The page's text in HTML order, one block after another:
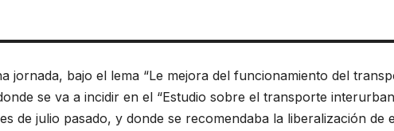
jornada, bajo el lema “Le mejora del funcionamiento del
se va a incidir en el “Estudio sobre el transporte
de julio pasado, y donde se recomendaba la liberalización de